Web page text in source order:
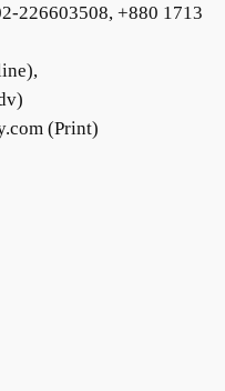
226603508, +880 1713
(Print)